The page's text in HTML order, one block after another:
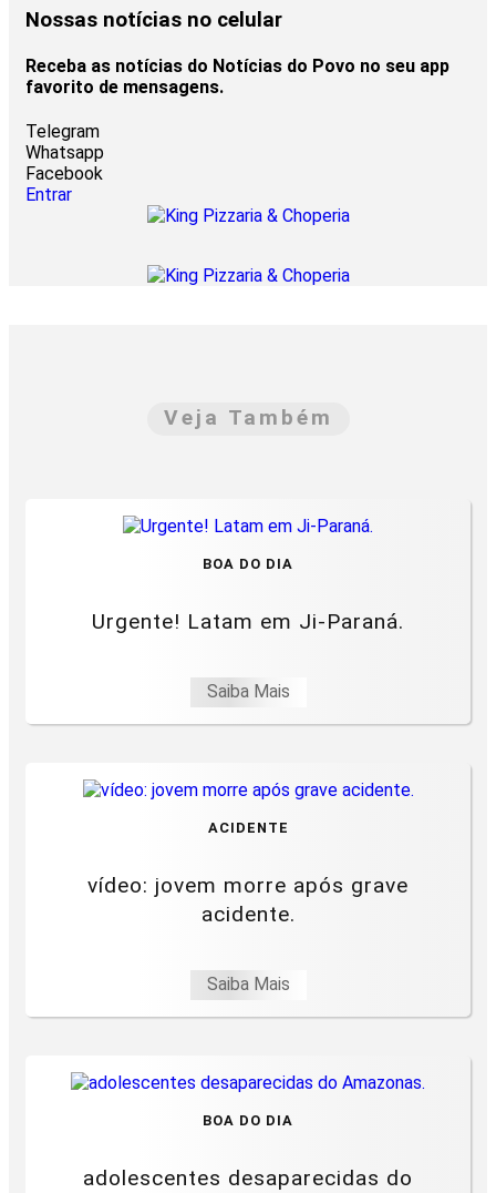
Nossas notícias no celular
Receba as notícias do Notícias do Povo no seu app
favorito de mensagens.
Telegram
Whatsapp
Facebook
Entrar
Veja Também
BOA DO DIA
Urgente! Latam em Ji-Paraná.
Saiba Mais
ACIDENTE
vídeo: jovem morre após grave
acidente.
Saiba Mais
BOA DO DIA
adolescentes desaparecidas do